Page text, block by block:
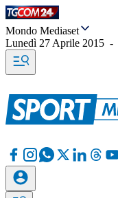
Mondo Mediaset
Lunedì 27 Aprile 2015 -